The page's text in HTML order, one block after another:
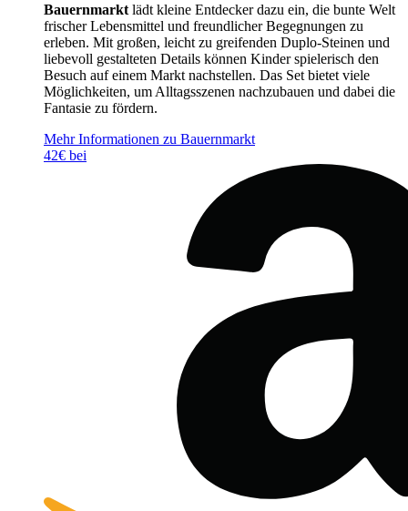
Bauernmarkt lädt kleine Entdecker dazu ein, die bunte Welt
frischer Lebensmittel und freundlicher Begegnungen zu
erleben. Mit großen, leicht zu greifenden Duplo-Steinen und
liebevoll gestalteten Details können Kinder spielerisch den
Besuch auf einem Markt nachstellen. Das Set bietet viele
Möglichkeiten, um Alltagsszenen nachzubauen und dabei die
Fantasie zu fördern.
Mehr Informationen zu Bauernmarkt
42€ bei